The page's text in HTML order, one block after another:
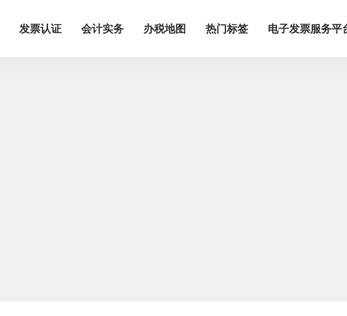
发票认证 会计实务 办税地图 热门标签 电子发票服务平